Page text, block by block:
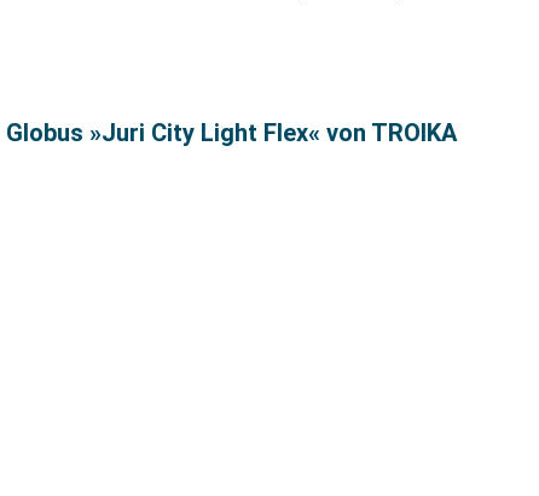
»Juri City Light Flex« von TROIKA